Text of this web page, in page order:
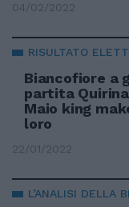
04/02/2022
RISULTATO
Biancofiore a
partita
Maio king
loro
22/01/2022
L’ANALISI DELLA